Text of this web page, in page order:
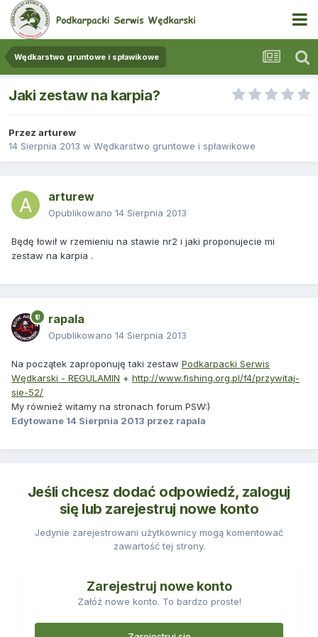
Wędkarstwo gruntowe i spławikowe
Jaki zestaw na karpia?
Przez arturew
14 Sierpnia 2013 w Wędkarstwo gruntowe i spławikowe
arturew
Opublikowano 14 Sierpnia 2013
Będę łowił w rzemieniu na stawie nr2 i jaki proponujecie mi
zestaw na karpia .
rapala
Opublikowano 14 Sierpnia 2013
Na początek zaproponuję taki zestaw Podkarpacki Serwis
Wędkarski - REGULAMIN + http://www.fishing.org.pl/f4/przywitaj-
sie-52/
My również witamy na stronach forum PSW:)
Edytowane 14 Sierpnia 2013 przez rapala
Jeśli chcesz dodać odpowiedź, zaloguj
się lub zarejestruj nowe konto
Jedynie zarejestrowani użytkownicy mogą komentować
zawartość tej strony.
Zarejestruj nowe konto
Załóż nowe konto. To bardzo proste!